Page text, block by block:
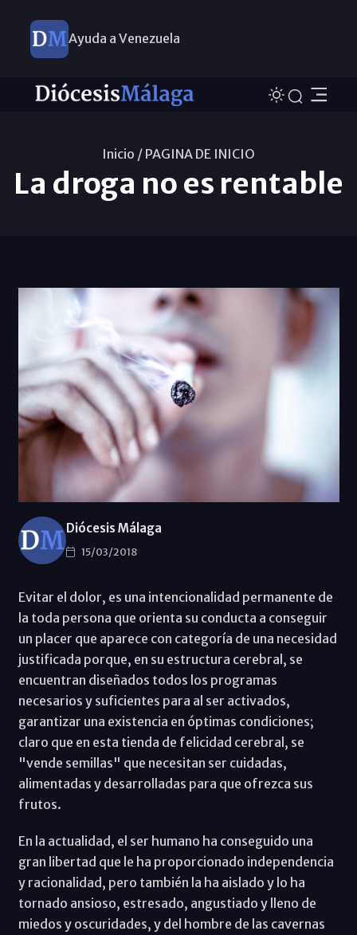
Ayuda a Venezuela
Inicio / PAGINA DE INICIO
La droga no es rentable
Diócesis Málaga
15/03/2018
Evitar el dolor, es una intencionalidad permanente de
la toda persona que orienta su conducta a conseguir
un placer que aparece con categoría de una necesidad
justificada porque, en su estructura cerebral, se
encuentran diseñados todos los programas
necesarios y suficientes para al ser activados,
garantizar una existencia en óptimas condiciones;
claro que en esta tienda de felicidad cerebral, se
"vende semillas" que necesitan ser cuidadas,
alimentadas y desarrolladas para que ofrezca sus
frutos.
En la actualidad, el ser humano ha conseguido una
gran libertad que le ha proporcionado independencia
y racionalidad, pero también la ha aislado y lo ha
tornado ansioso, estresado, angustiado y lleno de
miedos y oscuridades, y del hombre de las cavernas